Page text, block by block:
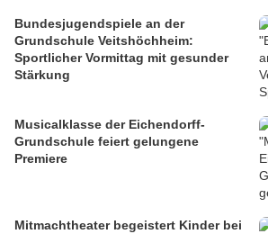
Bundesjugendspiele an der
Grundschule Veitshöchheim:
Sportlicher Vormittag mit gesunder
Stärkung
Musicalklasse der Eichendorff-
Grundschule feiert gelungene
Premiere
Mitmachtheater begeistert Kinder bei